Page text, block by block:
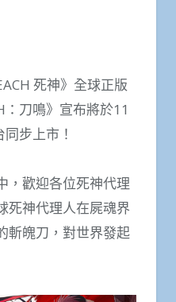
死神》全球正版
刀鳴》宣布將於11
步上市！
，歡迎各位死神代理
死神代理人在屍魂界
斬魄刀，對世界發起